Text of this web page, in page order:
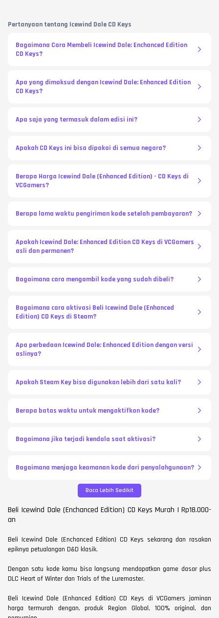
Pertanyaan tentang Icewind Dale CD Keys
Bagaimana Cara Membeli Icewind Dale: Enchanced Edition
CD Keys?
Apa yang dimaksud dengan Icewind Dale: Enhanced Edition
CD Keys?
Apa saja yang termasuk dalam edisi ini?
Apakah CD Keys ini bisa dipakai di semua negara?
Berapa Harga Icewind Dale (Enhanced Edition) - CD Keys di
VCGamers?
Berapa lama waktu pengiriman kode setelah pembayaran?
Apakah Icewind Dale: Enhanced Edition CD Keys di VCGamers
asli dan permanen?
Bagaimana cara mengambil kode yang sudah dibeli?
Bagaimana cara aktivasi Beli Icewind Dale (Enhanced
Edition) CD Keys di Steam?
Apa perbedaan Icewind Dale: Enhanced Edition dengan versi
aslinya?
Apakah Steam Key bisa digunakan lebih dari satu kali?
Berapa batas waktu untuk mengaktifkan kode?
Bagaimana jika terjadi kendala saat aktivasi?
Bagaimana menjaga keamanan kode dari penyalahgunaan?
Baca Lebih Sedikit
Beli Icewind Dale (Enchanced Edition) CD Keys Murah | Rp18.000-
an
Beli Icewind Dale (Enchanced Edition) CD Keys sekarang dan rasakan
epiknya petualangan D&D klasik.
Dengan satu kode kamu bisa langsung mendapatkan game dasar plus
DLC Heart of Winter dan Trials of the Luremaster.
Beli Icewind Dale (Enhanced Edition) CD Keys di VCGamers jaminan
harga termurah dengan, produk Region Global, 100% original, dan